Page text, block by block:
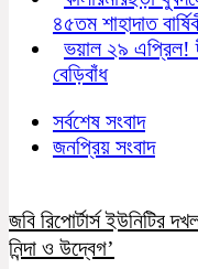
৪৫তম শাহাদাত
ভয়াল ২৯ এপ্রিল!
বেড়িবাঁধ
সর্বশেষ সংবাদ
জনপ্রিয় সংবাদ
জবি রিপোর্টার্স ইউনিটির
নিন্দা ও উদ্বেগ’